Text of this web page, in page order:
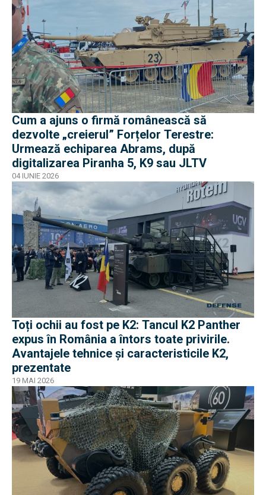
Cum a ajuns o firmă românească să
dezvolte „creierul” Forțelor Terestre:
Urmează echiparea Abrams, după
digitalizarea Piranha 5, K9 sau JLTV
04 IUNIE 2026
Toți ochii au fost pe K2: Tancul K2 Panther
expus în România a întors toate privirile.
Avantajele tehnice și caracteristicile K2,
prezentate
19 MAI 2026